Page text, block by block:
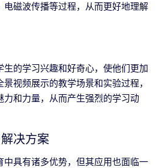
电磁波传播等过程，从而更好地理解
的学习兴趣和好奇心，使他们更加
视频展示的教学场景和实验过程，
力和力量，从而产生强烈的学习动
决方案
中具有诸多优势，但其应用也面临一